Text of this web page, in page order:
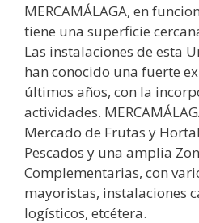
MERCAMÁLAGA, en
tiene una superficie
Las instalaciones de esta
han conocido una fuerte
últimos años, con la
actividades.
Mercado de Frutas y
Pescados y una amplia
Complementarias, con
mayoristas, instalaciones
logísticos, etcétera.